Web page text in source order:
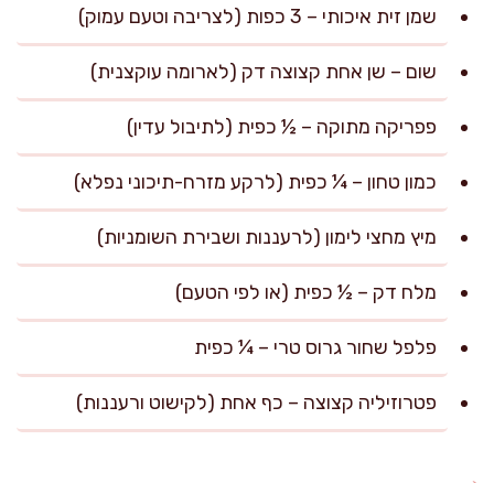
שמן זית איכותי – 3 כפות (לצריבה וטעם עמוק)
שום – שן אחת קצוצה דק (לארומה עוקצנית)
פפריקה מתוקה – ½ כפית (לתיבול עדין)
כמון טחון – ¼ כפית (לרקע מזרח-תיכוני נפלא)
מיץ מחצי לימון (לרעננות ושבירת השומניות)
מלח דק – ½ כפית (או לפי הטעם)
פלפל שחור גרוס טרי – ¼ כפית
פטרוזיליה קצוצה – כף אחת (לקישוט ורעננות)